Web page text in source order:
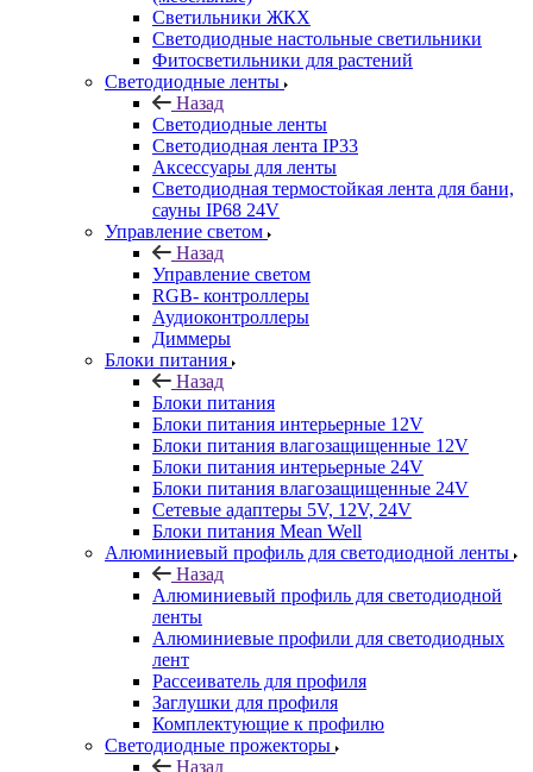
Светильники ЖКХ
Светодиодные настольные светильники
Фитосветильники для растений
Светодиодные ленты
Назад
Светодиодные ленты
Светодиодная лента IP33
Аксессуары для ленты
Светодиодная термостойкая лента для бани,
сауны IP68 24V
Управление светом
Назад
Управление светом
RGB- контроллеры
Аудиоконтроллеры
Диммеры
Блоки питания
Назад
Блоки питания
Блоки питания интерьерные 12V
Блоки питания влагозащищенные 12V
Блоки питания интерьерные 24V
Блоки питания влагозащищенные 24V
Сетевые адаптеры 5V, 12V, 24V
Блоки питания Mean Well
Алюминиевый профиль для светодиодной ленты
Назад
Алюминиевый профиль для светодиодной
ленты
Алюминиевые профили для светодиодных
лент
Рассеиватель для профиля
Заглушки для профиля
Комплектующие к профилю
Светодиодные прожекторы
Назад